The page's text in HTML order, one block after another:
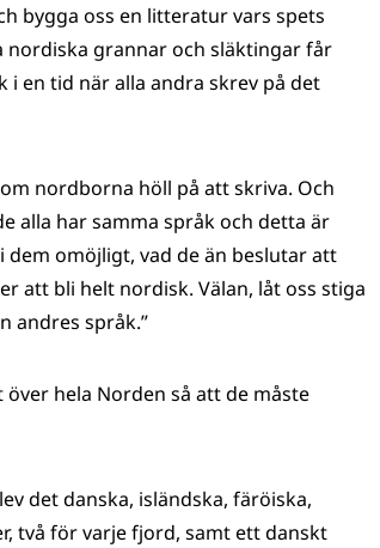
bygga oss en litteratur vars spets
nordiska grannar och släktingar får
i en tid när alla andra skrev på det
nordborna höll på att skriva. Och
alla har samma språk och detta är
omöjligt, vad de än beslutar att
att bli helt nordisk. Välan, låt oss stiga
andres språk.”
hela Norden så att de måste
det danska, isländska, färöiska,
två för varje fjord, samt ett danskt